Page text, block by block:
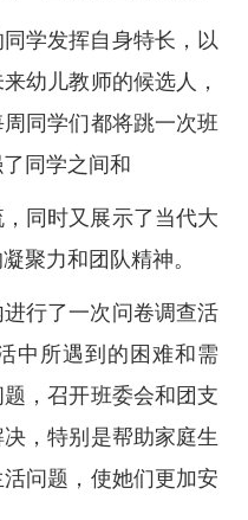
学发挥自身特长，以
幼儿教师的候选人，
同学们都将跳一次班
同学之间和
同时又展示了当代大
聚力和团队精神。
行了一次问卷调查活
中所遇到的困难和需
，召开班委会和团支
，特别是帮助家庭生
问题，使她们更加安